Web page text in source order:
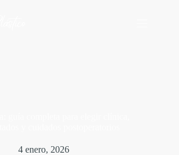
4 enero, 2026